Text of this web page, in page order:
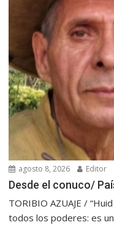
agosto 8, 2026 Editor
Desde el conuco/
TORIBIO AZUAJE /
todos los poderes: es un